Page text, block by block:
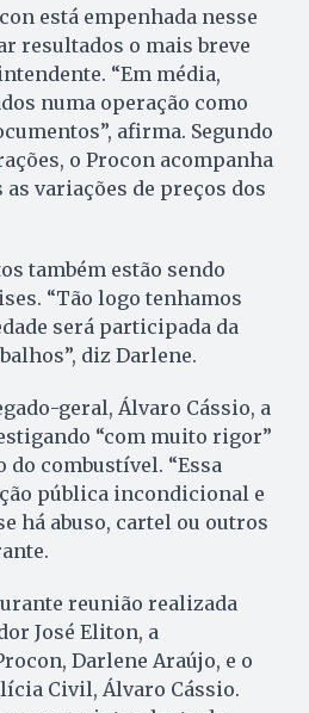
está empenhada nesse
resultados o mais breve
“Em média,
numa operação como
afirma. Segundo
o Procon acompanha
variações de preços dos
também estão sendo
“Tão logo tenhamos
será participada da
diz Darlene.
geral, Álvaro Cássio, a
“com muito rigor”
do combustível. “Essa
pública incondicional e
há abuso, cartel ou outros
reunião realizada
José Eliton, a
Darlene Araújo, e o
Civil, Álvaro Cássio.